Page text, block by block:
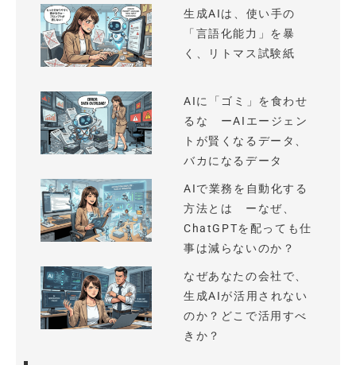
生成AIは、使い手の
「言語化能力」を暴
く、リトマス試験紙
AIに「ゴミ」を食わせ
るな ーAIエージェン
トが賢くなるデータ、
バカになるデータ
AIで業務を自動化する
方法とは ーなぜ、
ChatGPTを配っても仕
事は減らないのか？
なぜあなたの会社で、
生成AIが活用されない
のか？どこで活用すべ
きか？